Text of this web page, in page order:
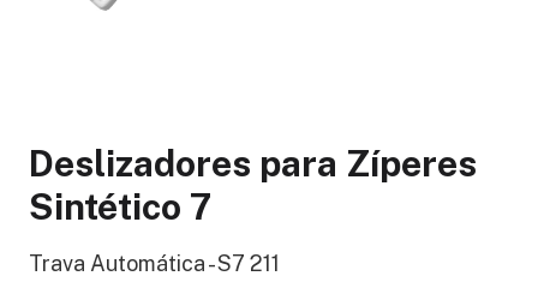
Deslizadores para Zíperes
Sintético 7
Trava Automática - S7 211